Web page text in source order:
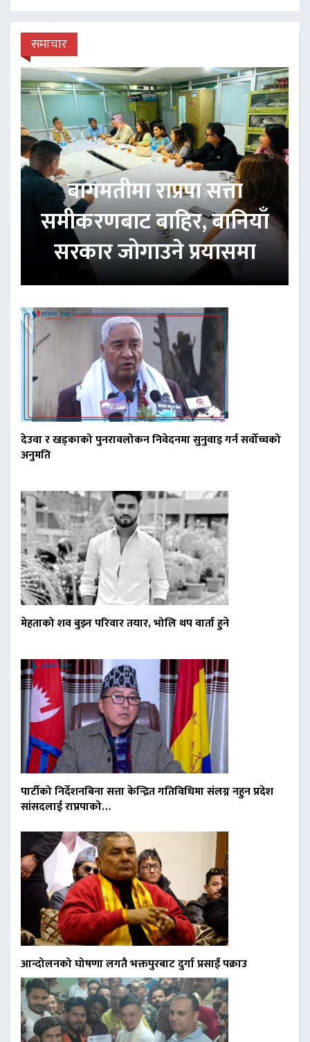
समाचार
बागमतीमा राप्रपा सत्ता
समीकरणबाट बाहिर, बानियाँ
सरकार जोगाउने प्रयासमा
देउवा र खड्काको पुनरावलोकन निवेदनमा सुनुवाइ गर्न सर्वोच्चको
अनुमति
मेहताको शव बुझ्न परिवार तयार, भोलि थप वार्ता हुने
पार्टीको निर्देशनबिना सत्ता केन्द्रित गतिविधिमा संलग्न नहुन प्रदेश
सांसदलाई राप्रपाको…
आन्दोलनको घोषणा लगतै भक्तपुरबाट दुर्गा प्रसाईं पक्राउ